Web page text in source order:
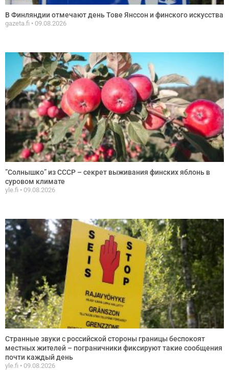
В Финляндии отмечают день Тове Янссон и финского искусства
gazeta.fi 09.08.2026
”Солнышко” из СССР – секрет выживания финских яблонь в
суровом климате
yle.fi 09.08.2026
Странные звуки с российской стороны границы беспокоят
местных жителей – пограничники фиксируют такие сообщения
почти каждый день
yle.fi 09.08.2026